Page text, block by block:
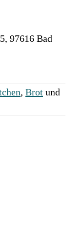
, 97616 Bad
, Brot und